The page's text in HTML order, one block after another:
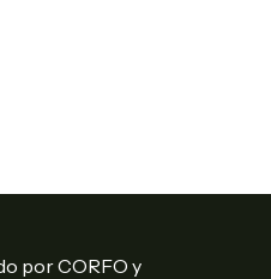
por CORFO y